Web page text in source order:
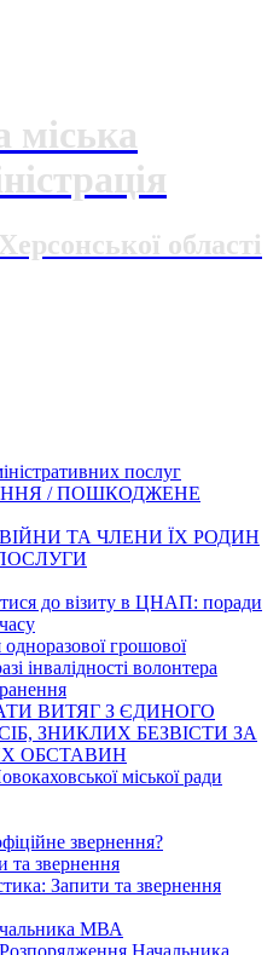
міська
області
послуг
/ ПОШКОДЖЕНЕ
ТА ЧЛЕНИ ЇХ РОДИН
до візиту в ЦНАП: поради
грошової
інвалідності волонтера
ВИТЯГ З ЄДИНОГО
ЗНИКЛИХ БЕЗВІСТИ ЗА
ОБСТАВИН
міської ради
звернення?
та звернення
Запити та звернення
МВА
Начальника